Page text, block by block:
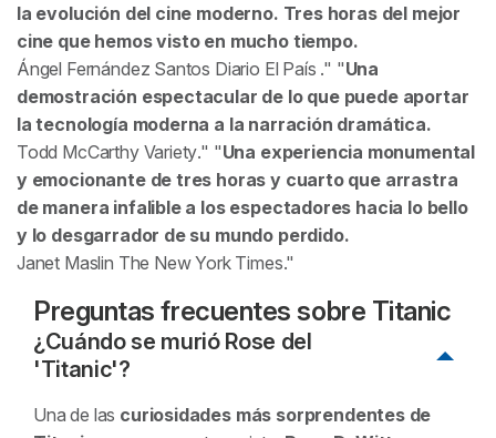
la evolución del cine moderno. Tres horas del mejor
cine que hemos visto en mucho tiempo.
Ángel Fernández Santos Diario El País .
Una
demostración espectacular de lo que puede aportar
la tecnología moderna a la narración dramática.
Todd McCarthy Variety.
Una experiencia monumental
y emocionante de tres horas y cuarto que arrastra
de manera infalible a los espectadores hacia lo bello
y lo desgarrador de su mundo perdido.
Janet Maslin The New York Times.
Preguntas frecuentes sobre Titanic
¿Cuándo se murió Rose del
'Titanic'?
Una de las curiosidades más sorprendentes de